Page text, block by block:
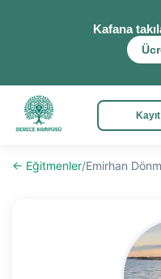
Kafana
← Eğitmenler/Emirhan